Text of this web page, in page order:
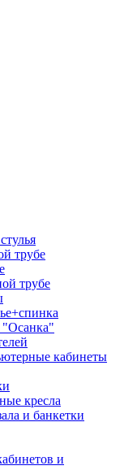
трубе
трубе
кабинеты
кресла
и банкетки
и